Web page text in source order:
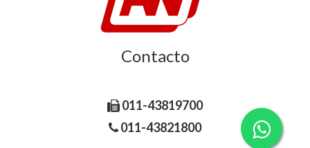
Contacto
011-43819700
011-43821800